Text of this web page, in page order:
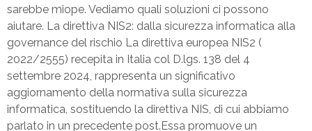
sarebbe miope. Vediamo quali soluzioni ci possono
aiutare. La direttiva NIS2: dalla sicurezza informatica alla
governance del rischio La direttiva europea NIS2 (
2022/2555) recepita in Italia col D.lgs. 138 del 4
settembre 2024, rappresenta un significativo
aggiornamento della normativa sulla sicurezza
informatica, sostituendo la direttiva NIS, di cui abbiamo
parlato in un precedente post.Essa promuove un